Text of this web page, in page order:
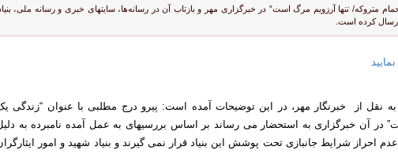
متروکه/ تنها آرزویم مرگ است” در خبرگزاری مهر و بازتاب آن در رسانه‌ها، سایتهای خبری و رسانه ملی، بنیاد
ارسال کرده است.
نقل از خبرنگار مهر، در این توضیحات آمده است: پیرو درج مطلبی با عنوان “زندگی
در آن خبرگزاری به استحضار می رساند بر اساس بررسیهای به عمل آمده نامبرده به
احراز شرایط جانبازی تحت پوشش این بنیاد قرار نمی گیرند و بنیاد شهید و امور